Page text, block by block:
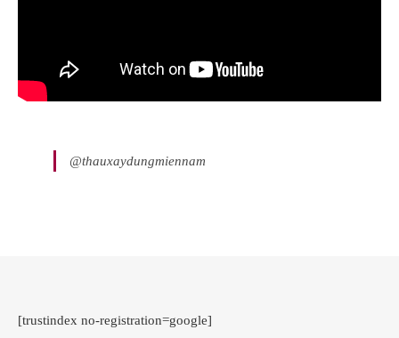
@thauxaydungmiennam
[trustindex no-registration=google]